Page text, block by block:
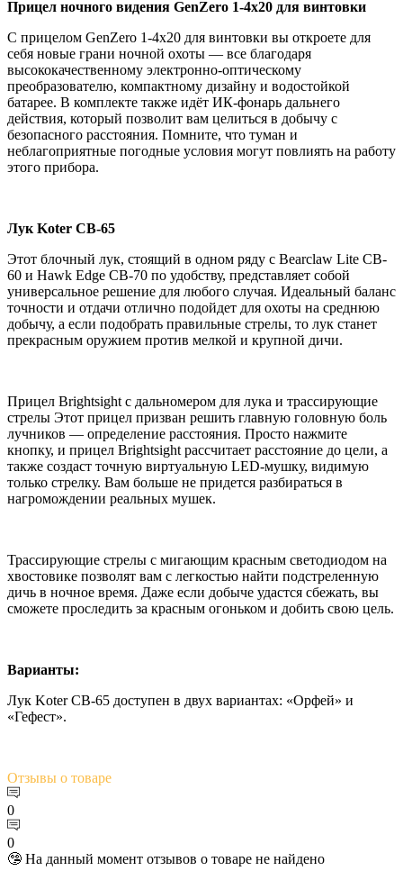
Прицел ночного видения GenZero 1-4x20 для винтовки
С прицелом GenZero 1-4x20 для винтовки вы откроете для
себя новые грани ночной охоты — все благодаря
высококачественному электронно-оптическому
преобразователю, компактному дизайну и водостойкой
батарее. В комплекте также идёт ИК-фонарь дальнего
действия, который позволит вам целиться в добычу с
безопасного расстояния. Помните, что туман и
неблагоприятные погодные условия могут повлиять на работу
этого прибора.
Лук Koter CB-65
Этот блочный лук, стоящий в одном ряду с Bearclaw Lite CB-
60 и Hawk Edge CB-70 по удобству, представляет собой
универсальное решение для любого случая. Идеальный баланс
точности и отдачи отлично подойдет для охоты на среднюю
добычу, а если подобрать правильные стрелы, то лук станет
прекрасным оружием против мелкой и крупной дичи.
Прицел Brightsight с дальномером для лука и трассирующие
стрелы Этот прицел призван решить главную головную боль
лучников — определение расстояния. Просто нажмите
кнопку, и прицел Brightsight рассчитает расстояние до цели, а
также создаст точную виртуальную LED-мушку, видимую
только стрелку. Вам больше не придется разбираться в
нагромождении реальных мушек.
Трассирующие стрелы с мигающим красным светодиодом на
хвостовике позволят вам с легкостью найти подстреленную
дичь в ночное время. Даже если добыче удастся сбежать, вы
сможете проследить за красным огоньком и добить свою цель.
Варианты:
Лук Koter CB-65 доступен в двух вариантах: «Орфей» и
«Гефест».
Отзывы о товаре
0
0
🤥 На данный момент отзывов о товаре не найдено